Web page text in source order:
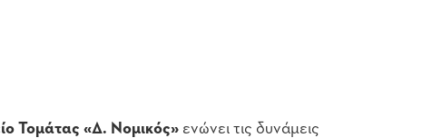
Τομάτας «Δ. Νομικός» ενώνει τις δυνάμεις